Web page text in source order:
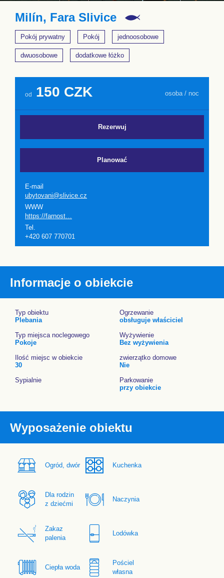
Milín, Fara Slivice
Pokój prywatny Pokój jednoosobowe
dwuosobowe dodatkowe łóżko
od 150 CZK osoba / noc
Rezerwuj
Planować
E-mail
ubytovani@slivice.cz
WWW
https://farnost…
Tel.
+420 607 770701
Informacje o obiekcie
Typ obiektu
Plebania
Typ miejsca noclegowego
Pokoje
Ilość miejsc w obiekcie
30
Sypialnie
Ogrzewanie
obsługuje właściciel
Wyżywienie
Bez wyżywienia
zwierzątko domowe
Nie
Parkowanie
przy obiekcie
Wyposażenie obiektu
Ogród, dwór Kuchenka
Dla rodzin
z dziećmi
Naczynia
Zakaz
palenia
Lodówka
Ciepła woda
Pościel
własna